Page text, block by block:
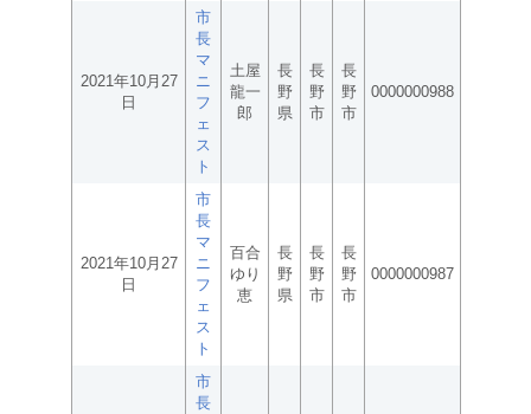
2021年10月27
日
市
長
マ
ニ
フ
ェ
ス
ト
土屋
龍一
郎
長
野
県
長
野
市
長
野
市
0000000988
2021年10月27
日
市
長
マ
ニ
フ
ェ
ス
ト
百合
ゆり
恵
長
野
県
長
野
市
長
野
市
0000000987
市
長